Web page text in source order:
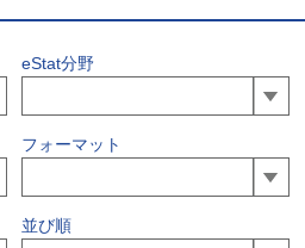
eStat分野
フォーマット
並び順